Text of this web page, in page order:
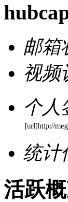
邮箱
视频
个人
[url]http://
统计
活跃